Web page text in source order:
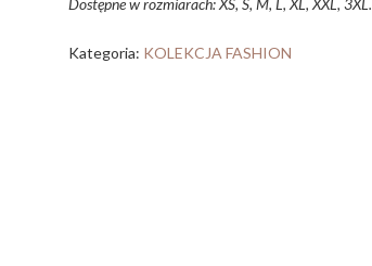
Dostępne w rozmiarach: XS, S, M, L, XL, XXL, 3XL.
Kategoria: KOLEKCJA FASHION